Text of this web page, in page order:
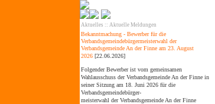
Aktuelles :: Aktuelle Meldungen
Bekanntmachung - Bewerber für die
Verbandsgemeindebürgermeisterwahl der
Verbandsgemeinde An der Finne am 23. August
2026 [22.06.2026]
Folgender Bewerber ist vom gemeinsamen
Wahlausschuss der Verbandsgemeinde An der Finne in
seiner Sitzung am 18. Juni 2026 für die
Verbandsgemeindebürger-
meisterwahl der Verbandsgemeinde An der Finne